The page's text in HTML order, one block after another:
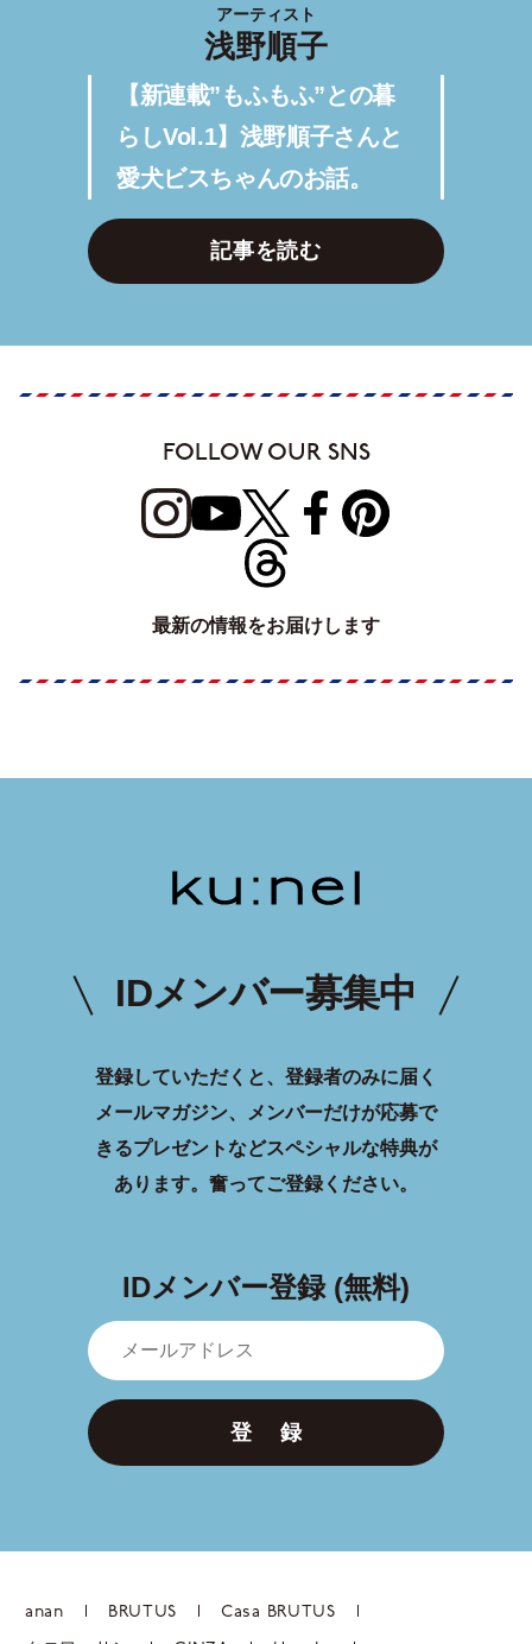
アーティスト
浅野順子
【新連載”もふもふ”との暮
らしVol.1】浅野順子さんと
愛犬ビスちゃんのお話。
記事を読む
FOLLOW OUR SNS
最新の情報をお届けします
IDメンバー募集中
登録していただくと、登録者のみに届く
メールマガジン、メンバーだけが応募で
きるプレゼントなどスペシャルな特典が
あります。 奮ってご登録ください。
IDメンバー登録 (無料)
登 録
anan BRUTUS Casa BRUTUS